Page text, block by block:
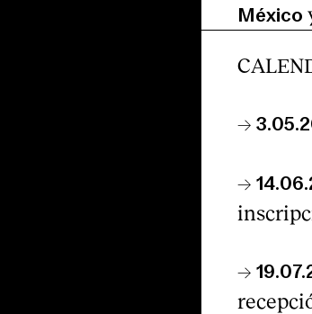
México
→
→
→